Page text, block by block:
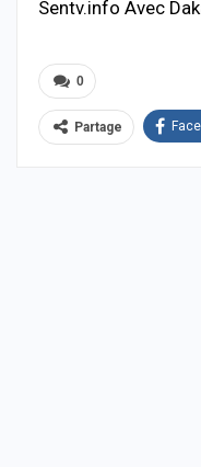
Sentv.info Avec
0
Partage